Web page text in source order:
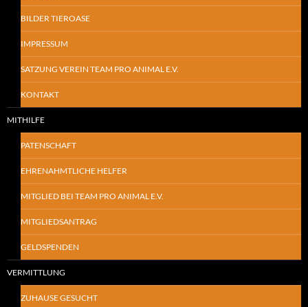
BILDER TIEROASE
IMPRESSUM
SATZUNG VEREIN TEAM PRO ANIMAL E.V.
KONTAKT
MITHILFE
PATENSCHAFT
EHRENAHMTLICHE HELFER
MITGLIED BEI TEAM PRO ANIMAL E.V.
MITGLIEDSANTRAG
GELDSPENDEN
VERMITTLUNG
ZUHAUSE GESUCHT